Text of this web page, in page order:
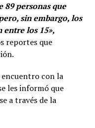
89 personas que
sin embargo, los
entre los 15»,
reportes que
con la
les informó que
a través de la